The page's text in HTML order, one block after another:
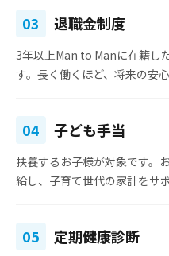
03 退職金制度
3年以上Man to Manに在籍し
す。長く働くほど、将来の安
04 子ども手当
扶養するお子様が対象です。
給し、子育て世代の家計をサ
05 定期健康診断